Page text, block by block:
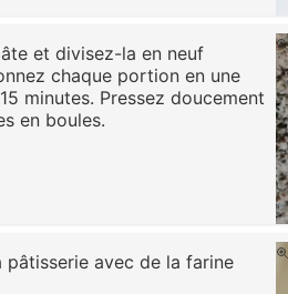
et divisez-la en neuf
chaque portion en une
minutes. Pressez doucement
en boules.
avec de la farine